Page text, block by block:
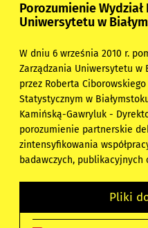
Porozumienie
Uniwersytetu w
W dniu 6 września 2010 r.
Zarządzania Uniwersytetu w
przez Roberta
Statystycznym w
Kamińską-Gawryluk -
porozumienie partnerskie
zintensyfikowania
badawczych, publikacyjnych
Pliki